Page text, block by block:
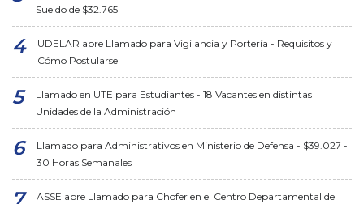
Sueldo de $32.765
UDELAR abre Llamado para Vigilancia y Portería - Requisitos y
Cómo Postularse
Llamado en UTE para Estudiantes - 18 Vacantes en distintas
Unidades de la Administración
Llamado para Administrativos en Ministerio de Defensa - $39.027 -
30 Horas Semanales
ASSE abre Llamado para Chofer en el Centro Departamental de